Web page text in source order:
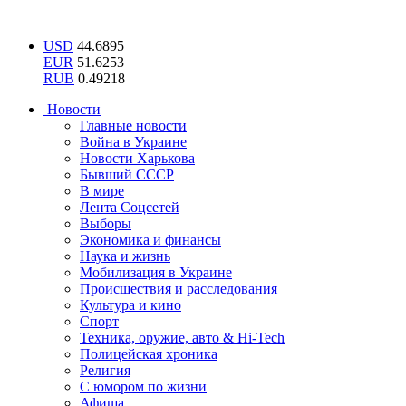
USD 44.6895
EUR 51.6253
RUB 0.49218
Новости
Главные новости
Война в Украине
Новости Харькова
Бывший СССР
В мире
Лента Соцсетей
Выборы
Экономика и финансы
Наука и жизнь
Мобилизация в Украине
Происшествия и расследования
Культура и кино
Спорт
Техника, оружие, авто & Hi-Tech
Полицейская хроника
Религия
С юмором по жизни
Афиша